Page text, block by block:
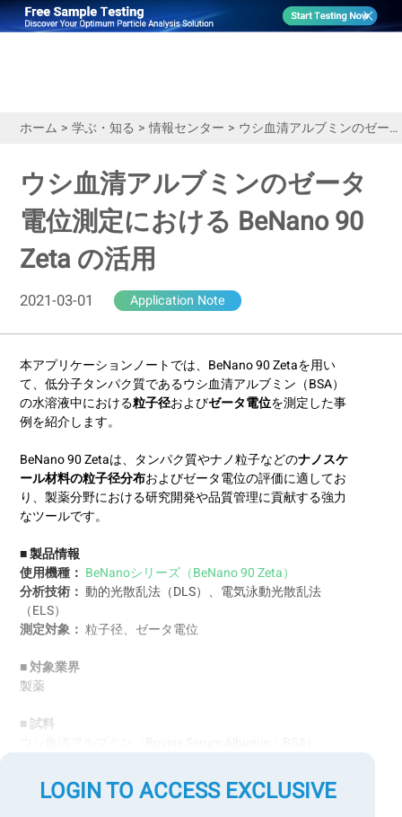
ホーム > 学ぶ・知る >情報センター > ウシ血清アルブミンのゼータ電位測定における BeNano 90 Zeta の活用
ウシ血清アルブミンのゼータ
電位測定における BeNano 90
Zeta の活用
2021-03-01 Application Note
本アプリケーションノートでは、BeNano 90 Zetaを用い
て、低分子タンパク質であるウシ血清アルブミン（BSA）
の水溶液中における粒子径およびゼータ電位を測定した事
例を紹介します。
BeNano 90 Zetaは、タンパク質やナノ粒子などのナノスケ
ール材料の粒子径分布およびゼータ電位の評価に適してお
り、製薬分野における研究開発や品質管理に貢献する強力
なツールです。
■ 製品情報
使用機種： BeNanoシリーズ（BeNano 90 Zeta）
分析技術： 動的光散乱法（DLS）、電気泳動光散乱法
（ELS）
測定対象： 粒子径、ゼータ電位
■ 対象業界
製薬
■ 試料
LOGIN TO ACCESS EXCLUSIVE